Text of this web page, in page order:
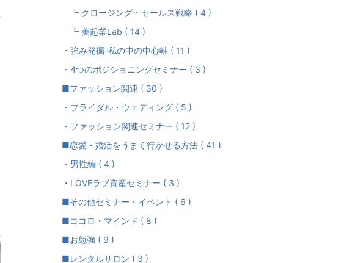
┗ クロージング・セールス戦略 ( 4 )
┗ 美起業Lab ( 14 )
・強み発掘-私の中の中心軸 ( 11 )
・4つのポジショニングセミナー ( 3 )
■ファッション関連 ( 30 )
・ブライダル・ウェディング ( 5 )
・ファッション関連セミナー ( 12 )
■恋愛・婚活をうまく行かせる方法 ( 41 )
・男性編 ( 4 )
・LOVEラブ資産セミナー ( 3 )
■その他セミナー・イベント ( 6 )
■ココロ・マインド ( 8 )
■お勉強 ( 9 )
■レンタルサロン ( 3 )